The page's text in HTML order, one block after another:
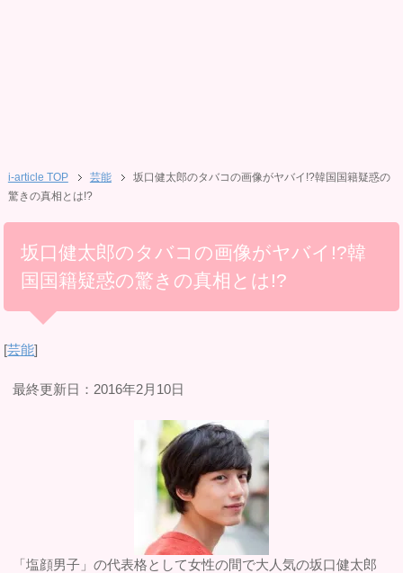
i-article TOP 芸能
坂口健太郎のタバコの画像がヤバイ!?韓国国籍疑惑の
驚きの真相とは!?
坂口健太郎のタバコの画像がヤバイ!?韓
国国籍疑惑の驚きの真相とは!?
[芸能]
最終更新日：2016年2月10日
「塩顔男子」の代表格として女性の間で大人気の坂口健太郎